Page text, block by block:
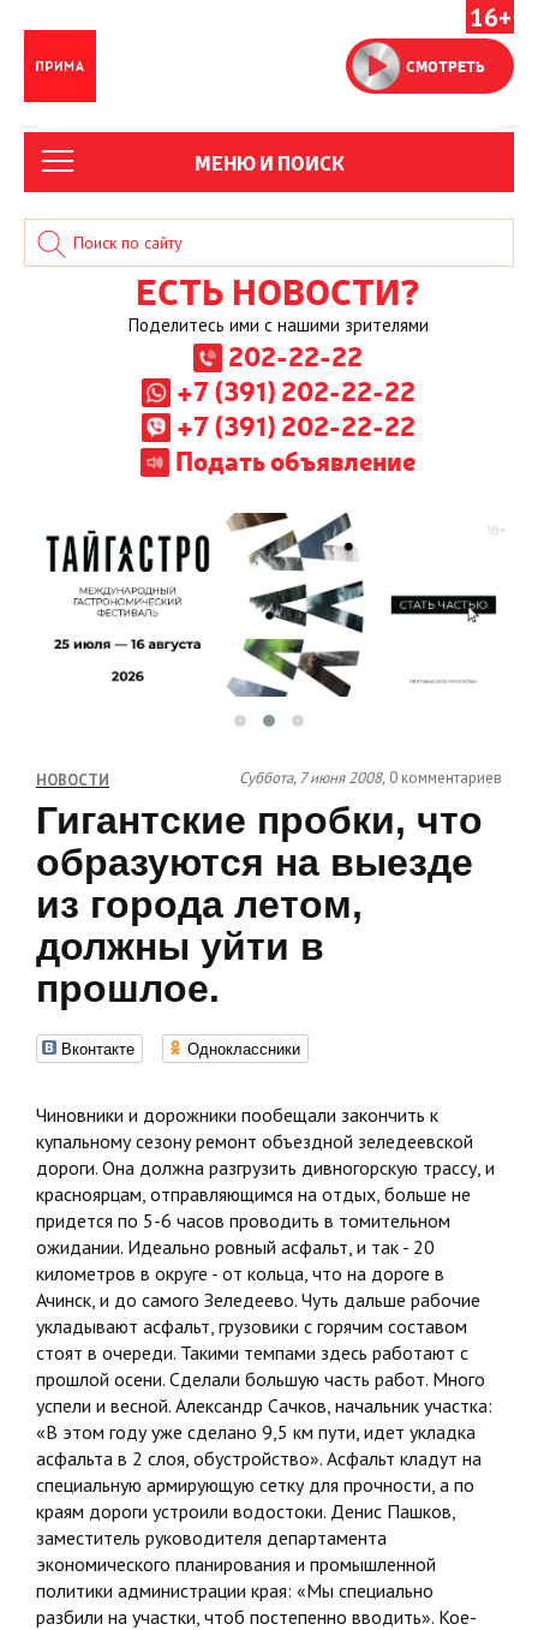
16+
СМОТРЕТЬ
МЕНЮ И ПОИСК
ЕСТЬ НОВОСТИ?
Поделитесь ими с нашими зрителями
202-22-22
+7 (391) 202-22-22
+7 (391) 202-22-22
Подать объявление
НОВОСТИ Суббота, 7 июня 2008, 0 комментариев
Гигантские пробки, что
образуются на выезде
из города летом,
должны уйти в
прошлое.
Вконтакте Одноклассники
Чиновники и дорожники пообещали закончить к
купальному сезону ремонт объездной зеледеевской
дороги. Она должна разгрузить дивногорскую трассу, и
красноярцам, отправляющимся на отдых, больше не
придется по 5-6 часов проводить в томительном
ожидании. Идеально ровный асфальт, и так - 20
километров в округе - от кольца, что на дороге в
Ачинск, и до самого Зеледеево. Чуть дальше рабочие
укладывают асфальт, грузовики с горячим составом
стоят в очереди. Такими темпами здесь работают с
прошлой осени. Сделали большую часть работ. Много
успели и весной. Александр Сачков, начальник участка:
«В этом году уже сделано 9,5 км пути, идет укладка
асфальта в 2 слоя, обустройство». Асфальт кладут на
специальную армирующую сетку для прочности, а по
краям дороги устроили водостоки. Денис Пашков,
заместитель руководителя департамента
экономического планирования и промышленной
политики администрации края: «Мы специально
разбили на участки, чтоб постепенно вводить». Кое-